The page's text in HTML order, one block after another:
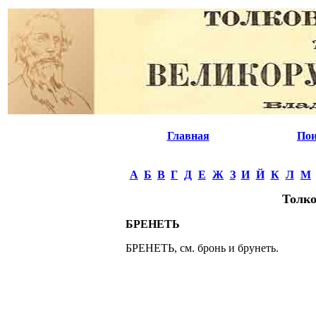
Главная
А Б В Г Д Е Ж З И Й К Л М
БРЕНЕТЬ
БРЕНЕТЬ, см. бронь и брунеть.